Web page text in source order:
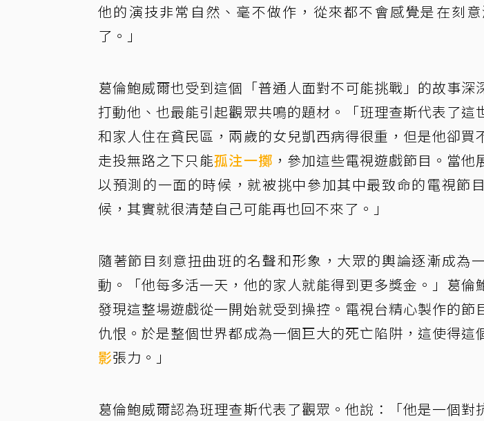
他的演技非常自然、毫不做作，從來都不會感覺是在刻
了。」
葛倫鮑威爾也受到這個「普通人面對不可能挑戰」的故事深
打動他、也最能引起觀眾共鳴的題材。「班理查斯代表了這
和家人住在貧民區，兩歲的女兒凱西病得很重，但是他卻買
走投無路之下只能孤注一擲 ，參加這些電視遊戲節目。當
以預測的一面的時候，就被挑中參加其中最致命的電視節
候，其實就很清楚自己可能再也回不來了。」
隨著節目刻意扭曲班的名聲和形象，大眾的輿論逐漸成為
動。「他每多活一天，他的家人就能得到更多獎金。」葛倫
發現這整場遊戲從一開始就受到操控。電視台精心製作的節
仇恨。於是整個世界都成為一個巨大的死亡陷阱，這使得這
影張力。」
葛倫鮑威爾認為班理查斯代表了觀眾。他說：「他是一個對